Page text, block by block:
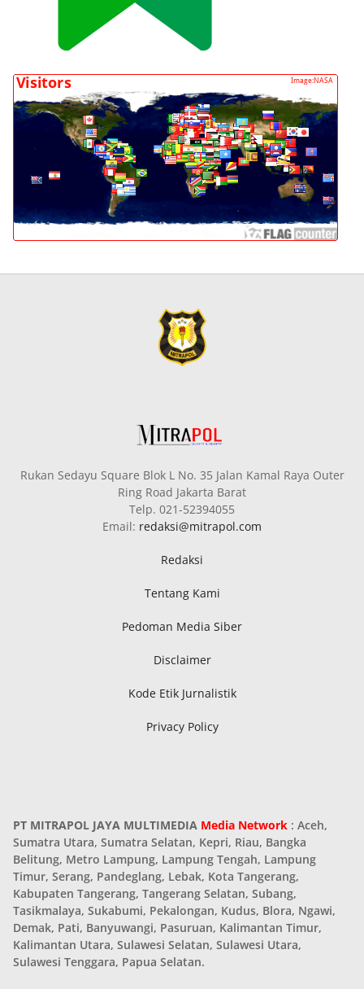
Rukan Sedayu Square Blok L No. 35 Jalan Kamal Raya Outer
Ring Road Jakarta Barat
Telp. 021-52394055
Email: redaksi@mitrapol.com
Redaksi
Tentang Kami
Pedoman Media Siber
Disclaimer
Kode Etik Jurnalistik
Privacy Policy
PT MITRAPOL JAYA MULTIMEDIA Media Network : Aceh,
Sumatra Utara, Sumatra Selatan, Kepri, Riau, Bangka
Belitung, Metro Lampung, Lampung Tengah, Lampung
Timur, Serang, Pandeglang, Lebak, Kota Tangerang,
Kabupaten Tangerang, Tangerang Selatan, Subang,
Tasikmalaya, Sukabumi, Pekalongan, Kudus, Blora, Ngawi,
Demak, Pati, Banyuwangi, Pasuruan, Kalimantan Timur,
Kalimantan Utara, Sulawesi Selatan, Sulawesi Utara,
Sulawesi Tenggara, Papua Selatan.